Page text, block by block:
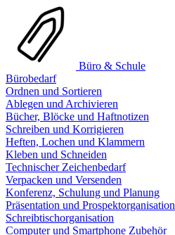
Büro & Schule
Bürobedarf
Ordnen und Sortieren
Ablegen und Archivieren
Bücher, Blöcke und Haftnotizen
Schreiben und Korrigieren
Heften, Lochen und Klammern
Kleben und Schneiden
Technischer Zeichenbedarf
Verpacken und Versenden
Konferenz, Schulung und Planung
Präsentation und Prospektorganisation
Schreibtischorganisation
Computer und Smartphone Zubehör